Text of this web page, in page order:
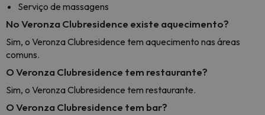
Serviço de massagens
No Veronza Clubresidence existe aquecimento?
Sim, o Veronza Clubresidence tem aquecimento nas áreas
comuns.
O Veronza Clubresidence tem restaurante?
Sim, o Veronza Clubresidence tem restaurante.
O Veronza Clubresidence tem bar?